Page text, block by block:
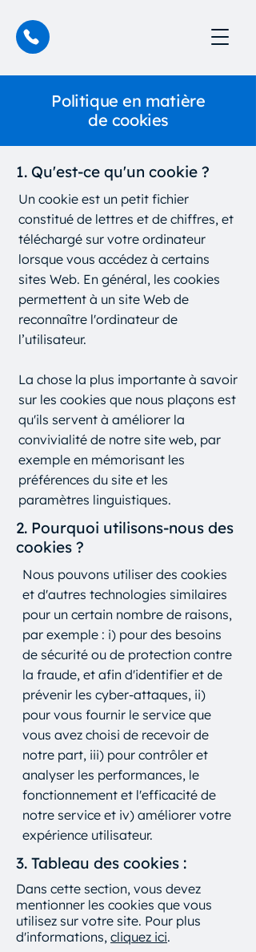
Politique en matière
de cookies
1. Qu'est-ce qu'un cookie ?
Un cookie est un petit fichier
constitué de lettres et de chiffres, et
téléchargé sur votre ordinateur
lorsque vous accédez à certains
sites Web. En général, les cookies
permettent à un site Web de
reconnaître l'ordinateur de
l’utilisateur.
La chose la plus importante à savoir
sur les cookies que nous plaçons est
qu'ils servent à améliorer la
convivialité de notre site web, par
exemple en mémorisant les
préférences du site et les
paramètres linguistiques.
2. Pourquoi utilisons-nous des
cookies ?
Nous pouvons utiliser des cookies
et d'autres technologies similaires
pour un certain nombre de raisons,
par exemple : i) pour des besoins
de sécurité ou de protection contre
la fraude, et afin d'identifier et de
prévenir les cyber-attaques, ii)
pour vous fournir le service que
vous avez choisi de recevoir de
notre part, iii) pour contrôler et
analyser les performances, le
fonctionnement et l'efficacité de
notre service et iv) améliorer votre
expérience utilisateur.
3. Tableau des cookies :
Dans cette section, vous devez
mentionner les cookies que vous
utilisez sur votre site. Pour plus
d'informations, cliquez ici.